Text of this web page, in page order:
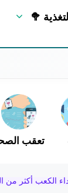
🥦 التغذية
تعقب
الكعب أكثر من